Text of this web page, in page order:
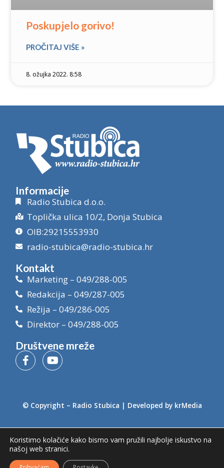
Poskupjelo gorivo!
PROČITAJ VIŠE »
8. ožujka 2022. 8:58
Informacije
Radio Stubica d.o.o.
Toplička ulica 10/2, Donja Stubica
OIB:29215553930
radio-stubica@radio-stubica.hr
Kontakt
Marketing – 049/288-005
Redakcija – 049/287-005
Režija – 049/286-005
Direktor – 049/288-005
Društvene mreže
© Copyright – Radio Stubica | Developed by krMedia
Koristimo kolačiće kako bismo vam pružili najbolje iskustvo na
našoj web stranici.